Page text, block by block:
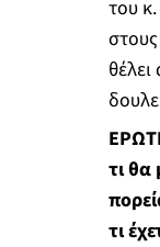
του
τι θα
τι